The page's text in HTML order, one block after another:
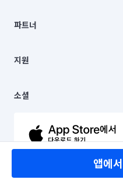
앱에
주소 | 본사: 서울특별시 종로구
컨택센터 : 서울특별시 종로구 수
상품, 상품정보, 거래에 관한 의무
언론 보도 관련 문의:
© 유한회사 미소. Miso, Inc. All
채용
파트너
이사
지원
이용약관
문의하기
소셜
유튜브